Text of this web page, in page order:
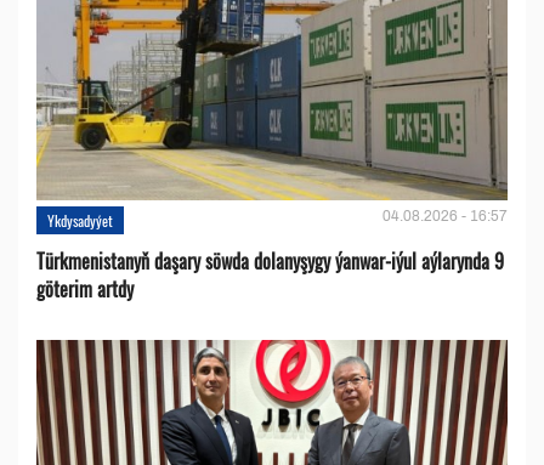
Ykdysadyýet 04.08.2026 - 16:57
Türkmenistanyň daşary söwda dolanyşygy ýanwar-iýul aýlarynda 9
göterim artdy